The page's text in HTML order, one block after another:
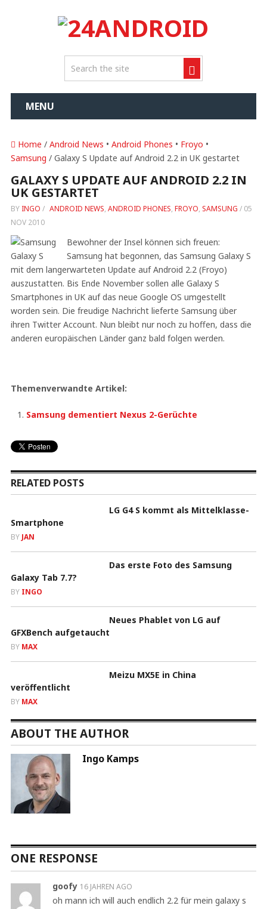
MENU
Home / Android News • Android Phones • Froyo •
Samsung / Galaxy S Update auf Android 2.2 in UK gestartet
GALAXY S UPDATE AUF ANDROID 2.2 IN
UK GESTARTET
BY INGO / ANDROID NEWS, ANDROID PHONES, FROYO, SAMSUNG / 05
NOV 2010
Bewohner der Insel können sich freuen:
Samsung hat begonnen, das Samsung Galaxy S
mit dem langerwarteten Update auf Android 2.2 (Froyo)
auszustatten. Bis Ende November sollen alle Galaxy S
Smartphones in UK auf das neue Google OS umgestellt
worden sein. Die freudige Nachricht lieferte Samsung über
ihren Twitter Account. Nun bleibt nur noch zu hoffen, dass die
anderen europäischen Länder ganz bald folgen werden.
Themenverwandte Artikel:
Samsung dementiert Nexus 2-Gerüchte
RELATED POSTS
LG G4 S kommt als Mittelklasse-
Smartphone
BY JAN
Das erste Foto des Samsung
Galaxy Tab 7.7?
BY INGO
Neues Phablet von LG auf
GFXBench aufgetaucht
BY MAX
Meizu MX5E in China
veröffentlicht
BY MAX
ABOUT THE AUTHOR
Ingo Kamps
ONE RESPONSE
goofy 16 JAHREN AGO
oh mann ich will auch endlich 2.2 für mein galaxy s